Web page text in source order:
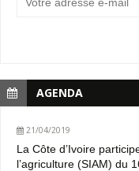
AGENDA
21/04/2019
La Côte d’Ivoire
l’agriculture (SIAM) du